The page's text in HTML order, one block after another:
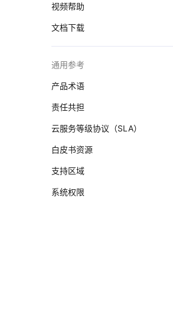
视频帮助
文档下载
通用参考
产品术语
责任共担
云服务等级协议（SLA）
白皮书资源
支持区域
系统权限